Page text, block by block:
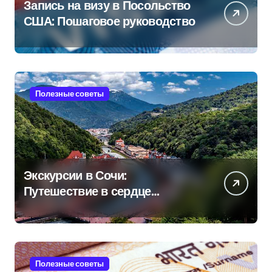
Запись на визу в Посольство
США: Пошаговое руководство
Полезные советы
Экскурсии в Сочи:
Путешествие в сердце
Черноморского курорта
Полезные советы